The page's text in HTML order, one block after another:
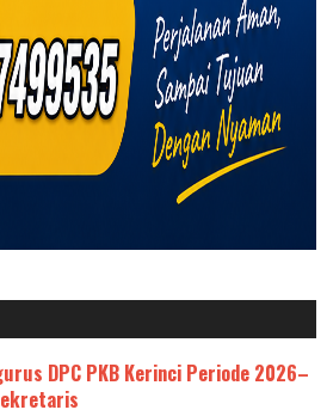
DPC PKB Kerinci Periode 2026–